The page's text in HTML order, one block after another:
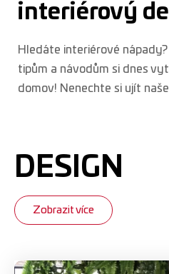
interiérový
Hledáte interiérové
tipům a návodům si dnes
domov! Nenechte si ujít
DESIGN
Zobrazit více